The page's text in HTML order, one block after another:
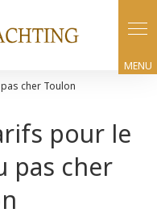
cher Toulon
pour le
pas cher